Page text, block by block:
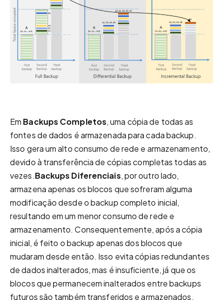
Em Backups Completos, uma cópia de todas as
fontes de dados é armazenada para cada backup.
Isso gera um alto consumo de rede e armazenamento,
devido à transferência de cópias completas todas as
vezes.Backups Diferenciais, por outro lado,
armazena apenas os blocos que sofreram alguma
modificação desde o backup completo inicial,
resultando em um menor consumo de rede e
armazenamento. Consequentemente, após a cópia
inicial, é feito o backup apenas dos blocos que
mudaram desde então. Isso evita cópias redundantes
de dados inalterados, mas é insuficiente, já que os
blocos que permanecem inalterados entre backups
futuros são também transferidos e armazenados.